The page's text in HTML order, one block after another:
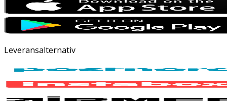
Leveransalternativ